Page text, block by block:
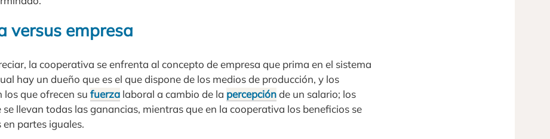
versus empresa
la cooperativa se enfrenta al concepto de empresa que prima en el sistema
hay un dueño que es el que dispone de los medios de producción, y los
los que ofrecen su fuerza laboral a cambio de la percepciónde un salario; los
se llevan todas las ganancias, mientras que en la cooperativa los beneficios se
partes iguales.